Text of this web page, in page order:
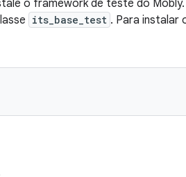
o framework de teste do
its_base_test . Para instalar